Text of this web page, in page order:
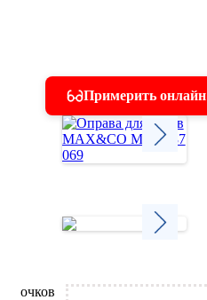
Примерить онлайн
очков